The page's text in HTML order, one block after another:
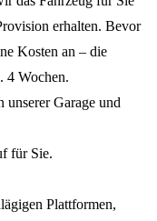
erhalten. Bevor
Kosten an – die
4 Wochen.
unserer Garage und
für Sie.
Plattformen,